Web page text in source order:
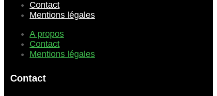
Contact
Mentions légales
A propos
Contact
Mentions légales
Contact